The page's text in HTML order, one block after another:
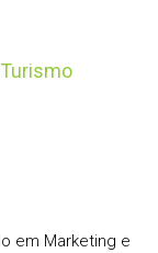
em Marketing e